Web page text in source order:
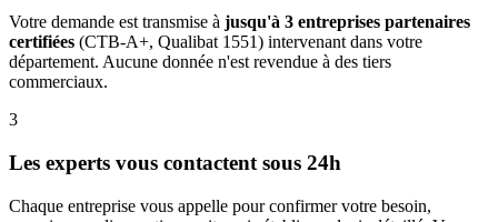
Votre demande est transmise à jusqu'à 3 entreprises partenaires
certifiées (CTB-A+, Qualibat 1551) intervenant dans votre
département. Aucune donnée n'est revendue à des tiers
commerciaux.
3
Les experts vous contactent sous 24h
Chaque entreprise vous appelle pour confirmer votre besoin,